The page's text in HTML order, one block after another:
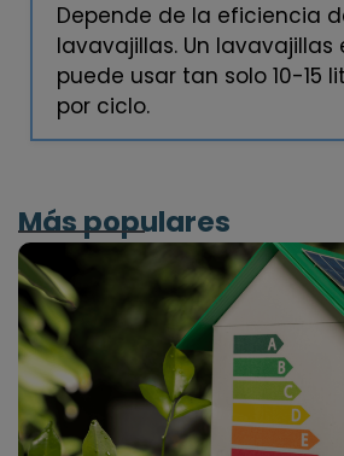
Depende de la eficiencia
lavavajillas. Un lavavajillas
puede usar tan solo 10-15
por ciclo.
Más populares